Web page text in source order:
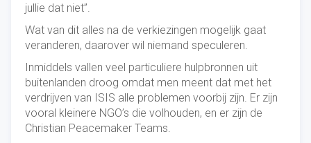
jullie dat niet”.
Wat van dit alles na de verkiezingen mogelijk gaat
veranderen, daarover wil niemand speculeren.
Inmiddels vallen veel particuliere hulpbronnen uit
buitenlanden droog omdat men meent dat met het
verdrijven van ISIS alle problemen voorbij zijn. Er zijn
vooral kleinere NGO’s die volhouden, en er zijn de
Christian Peacemaker Teams.